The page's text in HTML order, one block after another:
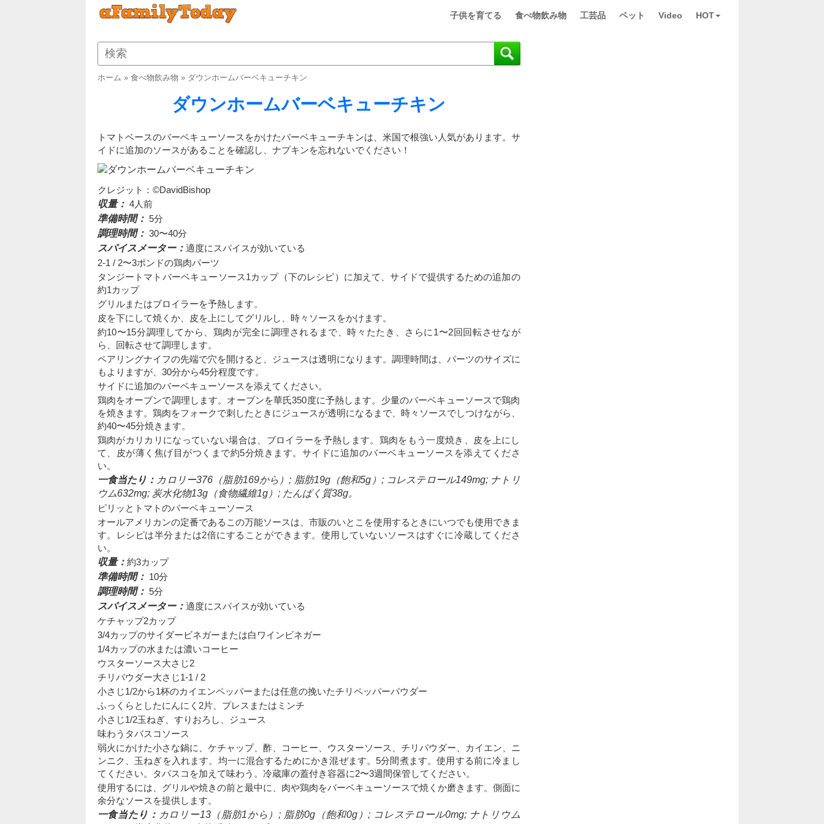
子供を育てる 食べ物飲み物 工芸品 ペット Video HOT
ホーム » 食べ物飲み物 » ダウンホームバーベキューチキン
ダウンホームバーベキューチキン
トマトベースのバーベキューソースをかけたバーベキューチキンは、米国で根強い人気があります。サ
イドに追加のソースがあることを確認し、ナプキンを忘れないでください！
クレジット：©DavidBishop
収量： 4人前
準備時間： 5分
調理時間： 30〜40分
スパイスメーター： 適度にスパイスが効いている
2-1 / 2〜3ポンドの鶏肉パーツ
タンジートマトバーベキューソース1カップ（下のレシピ）に加えて、サイドで提供するための追加の
約1カップ
グリルまたはブロイラーを予熱します。
皮を下にして焼くか、皮を上にしてグリルし、時々ソースをかけます。
約10〜15分調理してから、鶏肉が完全に調理されるまで、時々たたき、さらに1〜2回回転させなが
ら、回転させて調理します。
ペアリングナイフの先端で穴を開けると、ジュースは透明になります。調理時間は、パーツのサイズに
もよりますが、30分から45分程度です。
サイドに追加のバーベキューソースを添えてください。
鶏肉をオーブンで調理します。オーブンを華氏350度に予熱します。少量のバーベキューソースで鶏肉
を焼きます。鶏肉をフォークで刺したときにジュースが透明になるまで、時々ソースでしつけながら、
約40〜45分焼きます。
鶏肉がカリカリになっていない場合は、ブロイラーを予熱します。鶏肉をもう一度焼き、皮を上にし
て、皮が薄く焦げ目がつくまで約5分焼きます。サイドに追加のバーベキューソースを添えてくださ
い。
一食当たり： カロリー376（脂肪169から）; 脂肪19g（飽和5g）; コレステロール149mg; ナトリ
ウム632mg; 炭水化物13g（食物繊維1g）; たんぱく質38g。
ピリッとトマトのバーベキューソース
オールアメリカンの定番であるこの万能ソースは、市販のいとこを使用するときにいつでも使用できま
す。レシピは半分または2倍にすることができます。使用していないソースはすぐに冷蔵してくださ
い。
収量： 約3カップ
準備時間： 10分
調理時間： 5分
スパイスメーター： 適度にスパイスが効いている
ケチャップ2カップ
3/4カップのサイダービネガーまたは白ワインビネガー
1/4カップの水または濃いコーヒー
ウスターソース大さじ2
チリパウダー大さじ1-1 / 2
小さじ1/2から1杯のカイエンペッパーまたは任意の挽いたチリペッパーパウダー
ふっくらとしたにんにく2片、プレスまたはミンチ
小さじ1/2玉ねぎ、すりおろし、ジュース
味わうタバスコソース
弱火にかけた小さな鍋に、ケチャップ、酢、コーヒー、ウスターソース、チリパウダー、カイエン、ニ
ンニク、玉ねぎを入れます。均一に混合するためにかき混ぜます。5分間煮ます。使用する前に冷まし
てください。タバスコを加えて味わう。冷蔵庫の蓋付き容器に2〜3週間保管してください。
使用するには、グリルや焼きの前と最中に、肉や鶏肉をバーベキューソースで焼くか磨きます。側面に
余分なソースを提供します。
一食当たり： カロリー13（脂肪1から）; 脂肪0g（飽和0g）; コレステロール0mg; ナトリウム